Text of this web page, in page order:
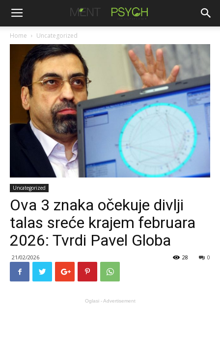
Home Uncategorized
Uncategorized
Ova 3 znaka očekuje divlji
talas sreće krajem februara
2026: Tvrdi Pavel Globa
21/02/2026 0
28
Oglasi - Advertisement